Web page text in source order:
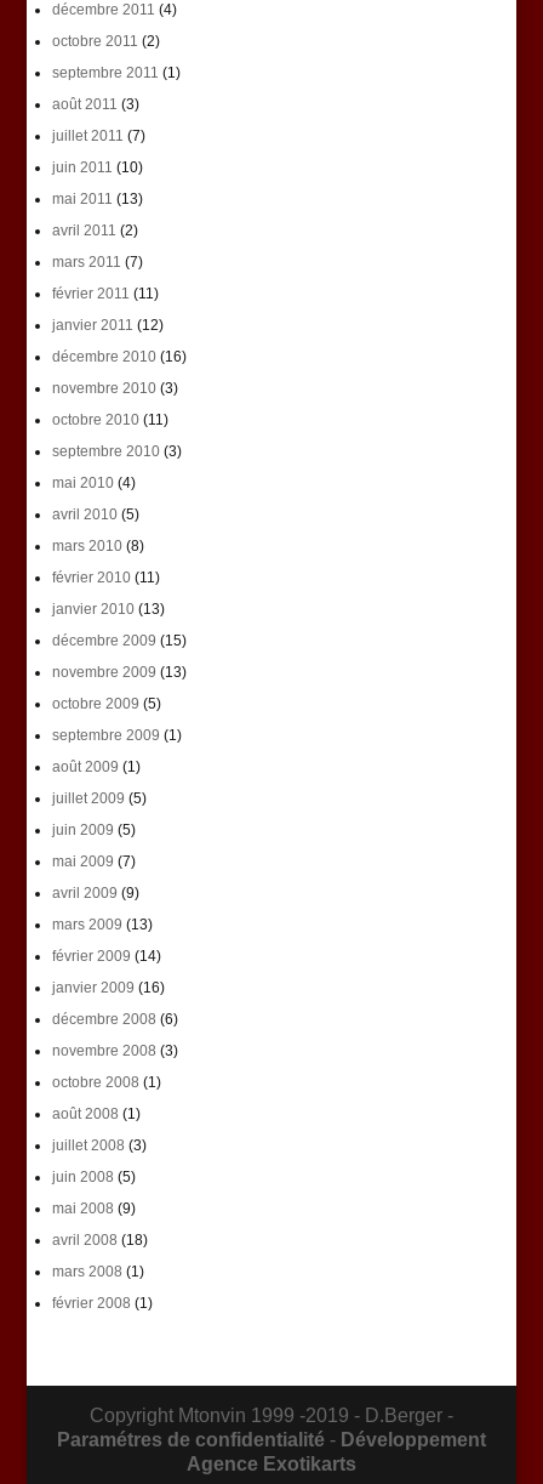
décembre 2011 (4)
octobre 2011 (2)
septembre 2011 (1)
août 2011 (3)
juillet 2011 (7)
juin 2011 (10)
mai 2011 (13)
avril 2011 (2)
mars 2011 (7)
février 2011 (11)
janvier 2011 (12)
décembre 2010(16)
novembre 2010(3)
octobre 2010(11)
septembre 2010(3)
mai 2010(4)
avril 2010(5)
mars 2010(8)
février 2010(11)
janvier 2010(13)
décembre 2009 (15)
novembre 2009 (13)
octobre 2009 (5)
septembre 2009 (1)
août 2009 (1)
juillet 2009 (5)
juin 2009 (5)
mai 2009 (7)
avril 2009 (9)
mars 2009 (13)
février 2009 (14)
janvier 2009 (16)
décembre 2008 (6)
novembre 2008 (3)
octobre 2008 (1)
août 2008 (1)
juillet 2008 (3)
juin 2008 (5)
mai 2008 (9)
avril 2008 (18)
mars 2008 (1)
février 2008 (1)
Copyright Mtonvin 1999 -2019 - D.Berger -
Paramétres de confidentialité - Développement
Agence Exotikarts